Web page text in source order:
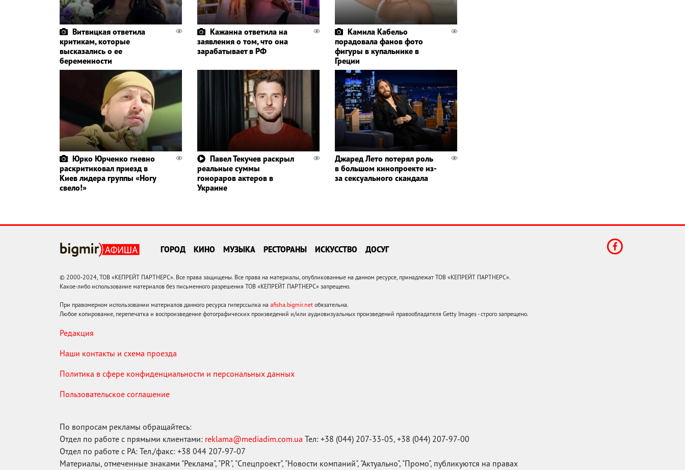
Витвицкая ответила
критикам, которые
высказались о ее
беременности
Кажанна ответила на
заявления о том, что она
зарабатывает в РФ
Камила Кабельо
порадовала фанов фото
фигуры в купальнике в
Греции
Юрко Юрченко гневно
раскритиковал приезд в
Киев лидера группы «Ногу
свело!»
Павел Текучев раскрыл
реальные суммы
гонораров актеров в
Украине
Джаред Лето потерял роль
в большом кинопроекте из-
за сексуального скандала
ГОРОД КИНО МУЗЫКА РЕСТОРАНЫ ИСКУССТВО ДОСУГ
© 2000-2024, ТОВ «КЕПРЕЙТ ПАРТНЕРС». Все права защищены. Все права на материалы, опубликованные на данном ресурсе, принадлежат ТОВ «КЕПРЕЙТ ПАРТНЕРС».
Какое-либо использование материалов без письменного разрешения ТОВ «КЕПРЕЙТ ПАРТНЕРС» запрещено.
При правомерном использовании материалов данного ресурса гиперссылка на afisha.bigmir.net обязательна.
Любое копирование, перепечатка и воспроизведение фотографических произведений и/или аудиовизуальных произведений правообладателя Getty Images - строго запрещено.
Редакция
Наши контакты и схема проезда
Политика в сфере конфиденциальности и персональных данных
Пользовательское соглашение
По вопросам рекламы обращайтесь:
Отдел по работе с прямыми клиентами: reklama@mediadim.com.ua Тел: +38 (044) 207-33-05, +38 (044) 207-97-00
Отдел по работе с РА: Тел./факс: +38 044 207-97-07
Материалы, отмеченные знаками "Реклама", "PR", "Спецпроект", "Новости компаний", "Актуально", "Промо", публикуются на правах